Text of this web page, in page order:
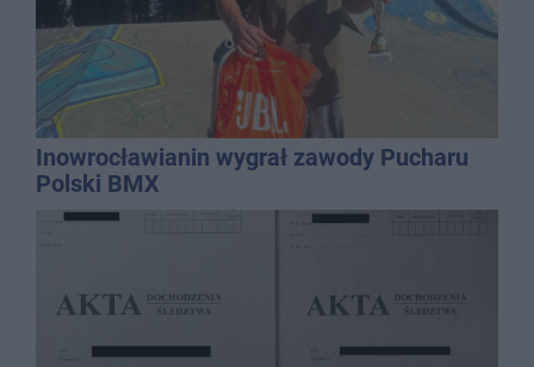
Inowrocławianin wygrał zawody Pucharu
Polski BMX